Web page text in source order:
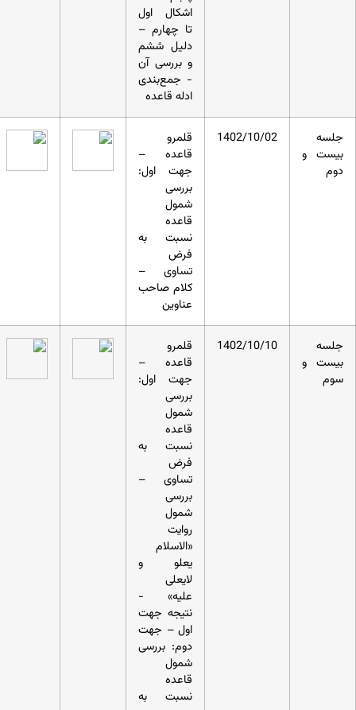
اشکال اول
تا چهارم –
دلیل ششم
و بررسی آن
- جمع‌بندی
ادله قاعده
جلسه
بیست و
دوم
1402/10/02
قلمرو
قاعده –
جهت اول:
بررسی
شمول
قاعده
نسبت به
فرض
تساوی –
کلام صاحب
عناوین
جلسه
بیست و
سوم
1402/10/10
قلمرو
قاعده –
جهت اول:
بررسی
شمول
قاعده
نسبت به
فرض
تساوی –
بررسی
شمول
روایت
«الاسلام
یعلو و
لایعلی
علیه» -
نتیجه جهت
اول – جهت
دوم: بررسی
شمول
قاعده
نسبت به